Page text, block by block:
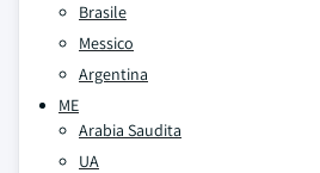
Brasile
Messico
Argentina
ME
Arabia Saudita
UA